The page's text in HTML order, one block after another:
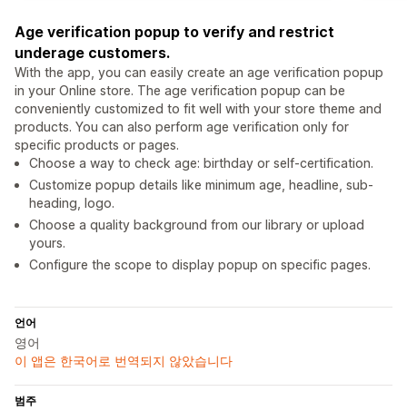
Age verification popup to verify and restrict
underage customers.
With the app, you can easily create an age verification popup
in your Online store. The age verification popup can be
conveniently customized to fit well with your store theme and
products. You can also perform age verification only for
specific products or pages.
Choose a way to check age: birthday or self-certification.
Customize popup details like minimum age, headline, sub-
heading, logo.
Choose a quality background from our library or upload
yours.
Configure the scope to display popup on specific pages.
언어
영어
이 앱은 한국어로 번역되지 않았습니다
범주